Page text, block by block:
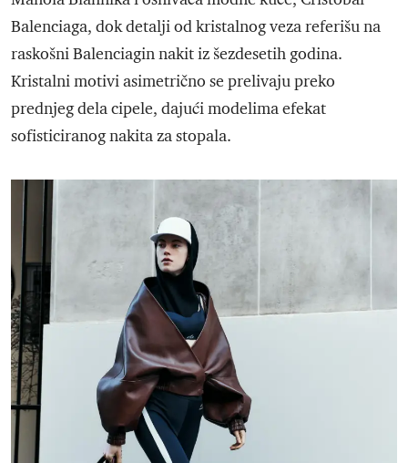
Balenciaga, dok detalji od kristalnog veza referišu na
raskošni Balenciagin nakit iz šezdesetih godina.
Kristalni motivi asimetrično se prelivaju preko
prednjeg dela cipele, dajući modelima efekat
sofisticiranog nakita za stopala.